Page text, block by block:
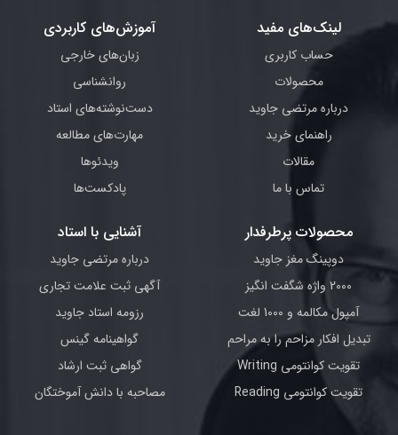
لینک‌های مفید
حساب کاربری
محصولات
درباره مرتضی جاوید
راهنمای خرید
مقالات
تماس با ما
آموزش‌های کاربردی
زبان‌های خارجی
روانشناسی
دست‌نوشته‌های استاد
مهارت‌های مطالعه
ویدئوها
پادکست‌ها
محصولات پرطرفدار
دوپینگ مغز جاوید
2000 واژه شگفت انگیز
آمپول مکالمه و 1000 لغت
تبدیل افکار مزاحم را به مراحم
تقویت کوانتومی Writing
تقویت کوانتومی Reading
آشنایی با استاد
درباره مرتضی جاوید
آگهی ثبت علامت تجاری
رزومه استاد جاوید
گواهینامه گینس
گواهی ثبت ارشاد
مصاحبه با دانش آموختگان